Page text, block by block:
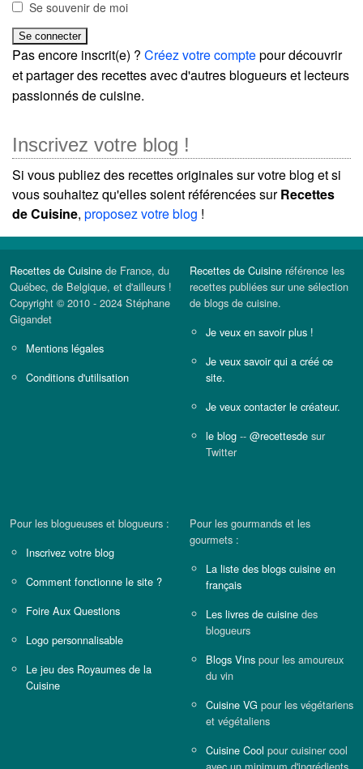
Se souvenir de moi
Pas encore inscrit(e) ? Créez votre comptepour découvrir
et partager des recettes avec d'autres blogueurs et lecteurs
passionnés de cuisine.
Inscrivez votre blog !
Si vous publiez des recettes originales sur votre blog et si
vous souhaitez qu'elles soient référencées surRecettes
de Cuisine, proposez votre blog !
Recettes de Cuisine de France, du
Québec, de Belgique, et d'ailleurs !
Copyright © 2010 - 2024 Stéphane
Gigandet
Mentions légales
Conditions d'utilisation
Recettes de Cuisine référence les
recettes publiées sur une sélection
de blogs de cuisine.
Je veux en savoir plus !
Je veux savoir qui a créé ce
site.
Je veux contacter le créateur.
le blog -- @recettesde sur
Twitter
Pour les blogueuses et blogueurs :
Inscrivez votre blog
Comment fonctionne le site ?
Foire Aux Questions
Logo personnalisable
Le jeu des Royaumes de la
Cuisine
Pour les gourmands et les
gourmets :
La liste des blogs cuisine en
français
Les livres de cuisine des
blogueurs
Blogs Vins pour les amoureux
du vin
Cuisine VG pour les végétariens
et végétaliens
Cuisine Cool pour cuisiner cool